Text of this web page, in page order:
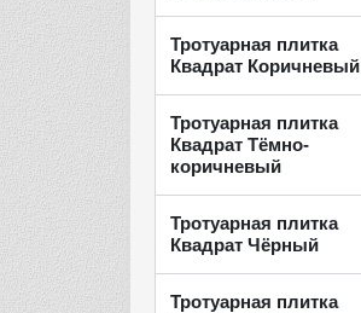
Тротуарная плитка
Квадрат Коричневый
Тротуарная плитка
Квадрат Тёмно-
коричневый
Тротуарная плитка
Квадрат Чёрный
Тротуарная плитка